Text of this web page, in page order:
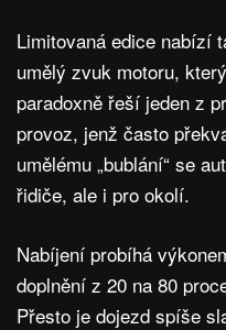
Limitovaná edice nabízí
umělý zvuk motoru,
paradoxně řeší jeden z
provoz, jenž často
umělému „bublání“ se
řidiče, ale i pro okolí.
Nabíjení probíhá
doplnění z 20 na 80
Přesto je dojezd spíše